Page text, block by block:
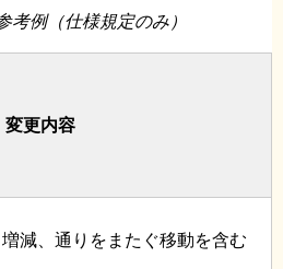
考例（仕様規定のみ）
変更内容
増減、通りをまたぐ移動を含む